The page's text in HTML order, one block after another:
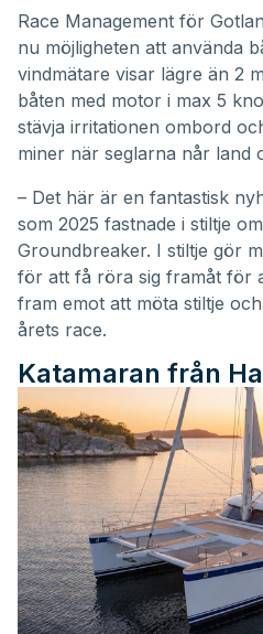
Race Management för
nu möjligheten att använda
vindmätare visar lägre än 2
båten med motor i max 5
stävja irritationen ombord
miner när seglarna når land
– Det här är en fantastisk
som 2025 fastnade i stiltje
Groundbreaker. I stiltje gör
för att få röra sig framåt för
fram emot att möta stiltje
årets race.
Katamaran från